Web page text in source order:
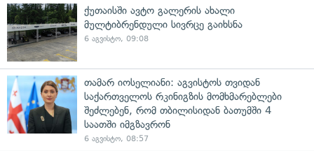
ქუთაისში ავტო გალერის ახალი
მულტიბრენდული სივრცე გაიხსნა
6 აგვისტო, 09:08
თამარ იოსელიანი: აგვისტოს თვიდან
საქართველოს რკინიგზის მომხმარებლები
შეძლებენ, რომ თბილისიდან ბათუმში 4
საათში იმგზავრონ
6 აგვისტო, 08:57